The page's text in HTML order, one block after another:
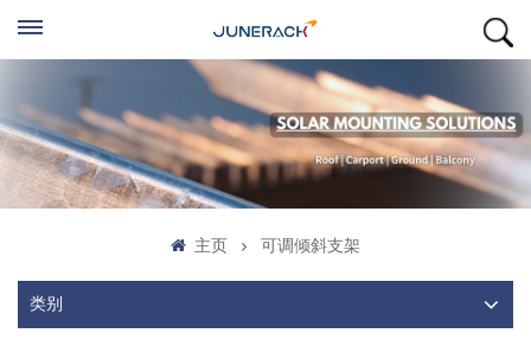
主页 可调倾斜支架
类别